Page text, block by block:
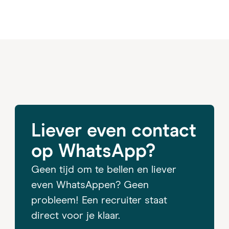
Liever even contact
op WhatsApp?
Geen tijd om te bellen en liever
even WhatsAppen? Geen
probleem! Een recruiter staat
direct voor je klaar.